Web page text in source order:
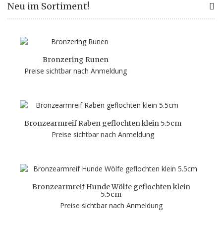
Neu im Sortiment!
Bronzering Runen
Preise sichtbar nach Anmeldung
Bronzearmreif Raben geflochten klein 5.5cm
Preise sichtbar nach Anmeldung
Bronzearmreif Hunde Wölfe geflochten klein
5.5cm
Preise sichtbar nach Anmeldung